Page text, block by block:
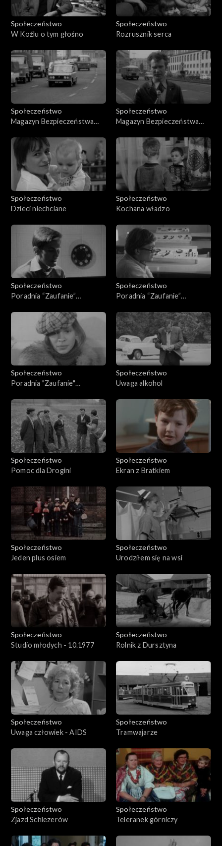
Społeczeństwo
W Koźlu o tym głośno
Społeczeństwo
Rozrusznik serca
Społeczeństwo
Magazyn Bezpieczeństwa
(08.03.1979)
Społeczeństwo
Magazyn Bezpieczeństwa
Społeczeństwo
Dzieci niechciane
Społeczeństwo
Kochana władzo
Społeczeństwo
Poradnia “Zaufanie”
Społeczeństwo
Poradnia “Zaufanie”
Społeczeństwo
Poradnia "Zaufanie"
Społeczeństwo
Uwaga alkohol
Społeczeństwo
Pomoc dla Drogini
Społeczeństwo
Ekran z Bratkiem
Społeczeństwo
Jeden plus osiem
Społeczeństwo
Urodziłem się na wsi
Społeczeństwo
Studio młodych - 10.1977
Społeczeństwo
Rolnik z Dursztyna
Społeczeństwo
Uwaga człowiek - AIDS
Społeczeństwo
Tramwajarze
Społeczeństwo
Zjazd Schlezerów
Społeczeństwo
Teleranek górniczy